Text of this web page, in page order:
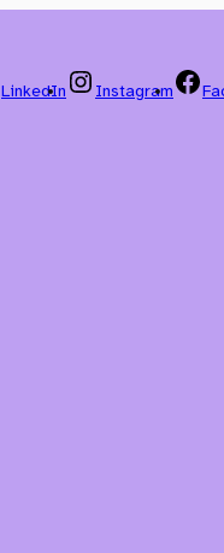
LinkedIn Instagram